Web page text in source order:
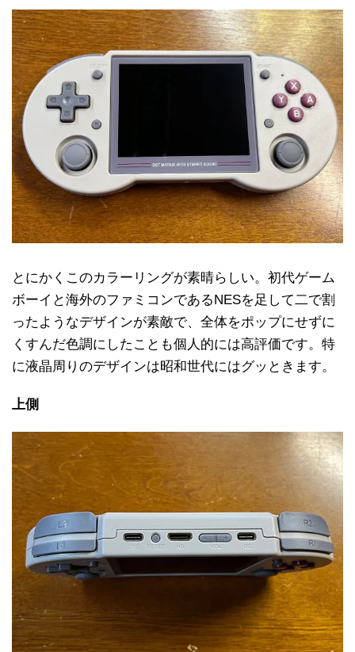
とにかくこのカラーリングが素晴らしい。初代ゲーム
ボーイと海外のファミコンであるNESを足して二で割
ったようなデザインが素敵で、全体をポップにせずに
くすんだ色調にしたことも個人的には高評価です。特
に液晶周りのデザインは昭和世代にはグッときます。
上側